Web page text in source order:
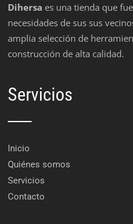
Dihersa es una tienda que
necesidades de sus sus
amplia selección de
construcción de alta calidad.
Servicios
Inicio
Quiénes somos
Servicios
Contacto